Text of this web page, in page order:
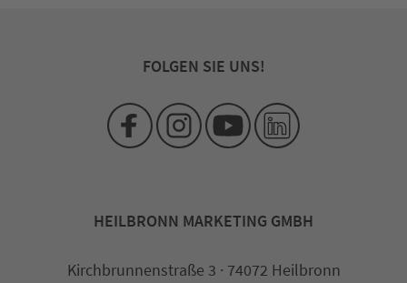
FOLGEN SIE UNS!
HEILBRONN MARKETING GMBH
Kirchbrunnenstraße 3 · 74072 Heilbronn